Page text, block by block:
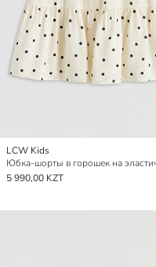
LCW Kids
5 990,00 KZT